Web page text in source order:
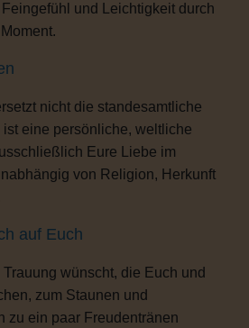
und Leichtigkeit durch
nicht die standesamtliche
eine persönliche, weltliche
Eure Liebe im
von Religion, Herkunft
auf Euch
wünscht, die Euch und
zum Staunen und
zu ein paar Freudentränen